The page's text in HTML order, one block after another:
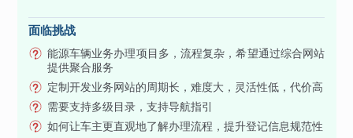
面临挑战
能源车辆业务办理项目多，流程复杂，希望通过综合网站
提供聚合服务
定制开发业务网站的周期长，难度大，灵活性低，代价高
需要支持多级目录，支持导航指引
如何让车主更直观地了解办理流程，提升登记信息规范性